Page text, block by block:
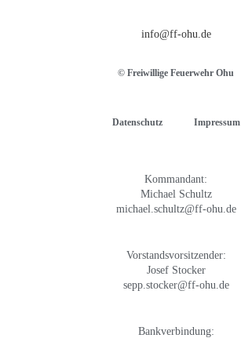
info@ff-ohu.de
© Freiwillige Feuerwehr Ohu
Datenschutz Impressum
Kommandant:
Michael Schultz
michael.schultz@ff-ohu.de
Vorstandsvorsitzender:
Josef Stocker
sepp.stocker@ff-ohu.de
Bankverbindung: